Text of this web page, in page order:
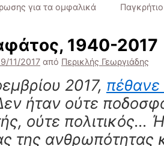
για τα ομφαλικά
1940-2017
11/2017 από Περικλής Γεωργιάδης
2017,
ήταν ούτε
ούτε πολιτικός…
της ανθρωπότητας